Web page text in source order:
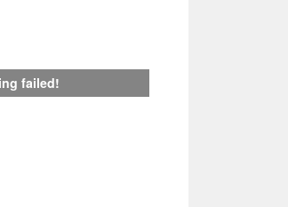
failed!